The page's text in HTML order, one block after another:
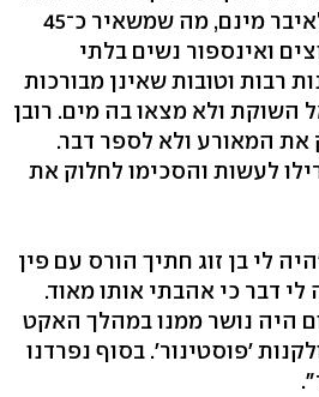
היו שבעי רצון בנוגע לאיבר מינם, מה שמשאיר כ־45
ואינספור נשים בלתי
רבות וטובות שאינן מבורכות
השוקת ולא מצאו בה מים. רובן
המאורע ולא לספר דבר.
לעשות והסכימו לחלוק את
לי בן זוג חתיך הורס עם פין
דבר כי אהבתי אותו מאוד.
היה נושר ממנו במהלך האקט
'פוסטינור'. בסוף נפרדנו